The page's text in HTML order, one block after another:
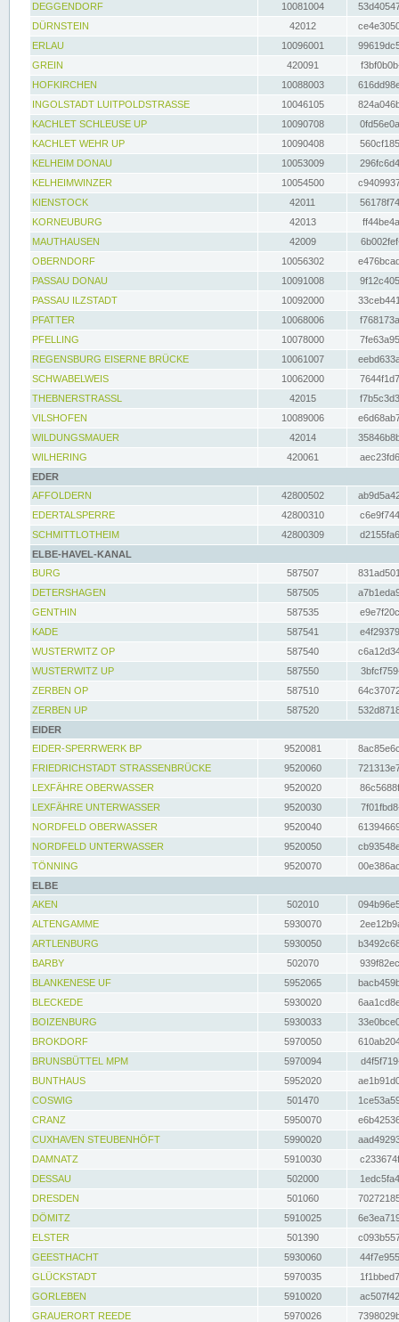
DEGGENDORF
10081004
DÜRNSTEIN
42012
ERLAU
10096001
GREIN
420091
HOFKIRCHEN
10088003
INGOLSTADT LUITPOLDSTRASSE
10046105
KACHLET SCHLEUSE UP
10090708
KACHLET WEHR UP
10090408
KELHEIM DONAU
10053009
KELHEIMWINZER
10054500
KIENSTOCK
42011
KORNEUBURG
42013
MAUTHAUSEN
42009
OBERNDORF
10056302
PASSAU DONAU
10091008
PASSAU ILZSTADT
10092000
PFATTER
10068006
PFELLING
10078000
REGENSBURG EISERNE BRÜCKE
10061007
SCHWABELWEIS
10062000
THEBNERSTRASSL
42015
VILSHOFEN
10089006
WILDUNGSMAUER
42014
WILHERING
420061
EDER
AFFOLDERN
42800502
EDERTALSPERRE
42800310
SCHMITTLOTHEIM
42800309
ELBE-HAVEL-KANAL
BURG
587507
DETERSHAGEN
587505
GENTHIN
587535
KADE
587541
WUSTERWITZ OP
587540
WUSTERWITZ UP
587550
ZERBEN OP
587510
ZERBEN UP
587520
EIDER
EIDER-SPERRWERK BP
9520081
FRIEDRICHSTADT STRASSENBRÜCKE
9520060
LEXFÄHRE OBERWASSER
9520020
LEXFÄHRE UNTERWASSER
9520030
NORDFELD OBERWASSER
9520040
NORDFELD UNTERWASSER
9520050
TÖNNING
9520070
ELBE
AKEN
502010
ALTENGAMME
5930070
ARTLENBURG
5930050
BARBY
502070
BLANKENESE UF
5952065
BLECKEDE
5930020
BOIZENBURG
5930033
BROKDORF
5970050
BRUNSBÜTTEL MPM
5970094
BUNTHAUS
5952020
COSWIG
501470
CRANZ
5950070
CUXHAVEN STEUBENHÖFT
5990020
DAMNATZ
5910030
DESSAU
502000
DRESDEN
501060
DÖMITZ
5910025
ELSTER
501390
GEESTHACHT
5930060
GLÜCKSTADT
5970035
GORLEBEN
5910020
GRAUERORT REEDE
5970026